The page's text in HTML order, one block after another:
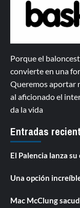
Porque el
convierte en una
Queremos aportar
al aficionado el
da la vida
Entradas
El Palencia lanza
Una opción
Mac McClung